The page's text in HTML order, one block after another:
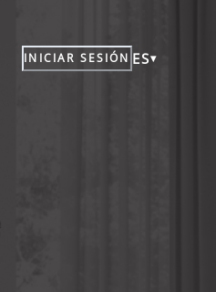
INICIAR SESIÓN ES